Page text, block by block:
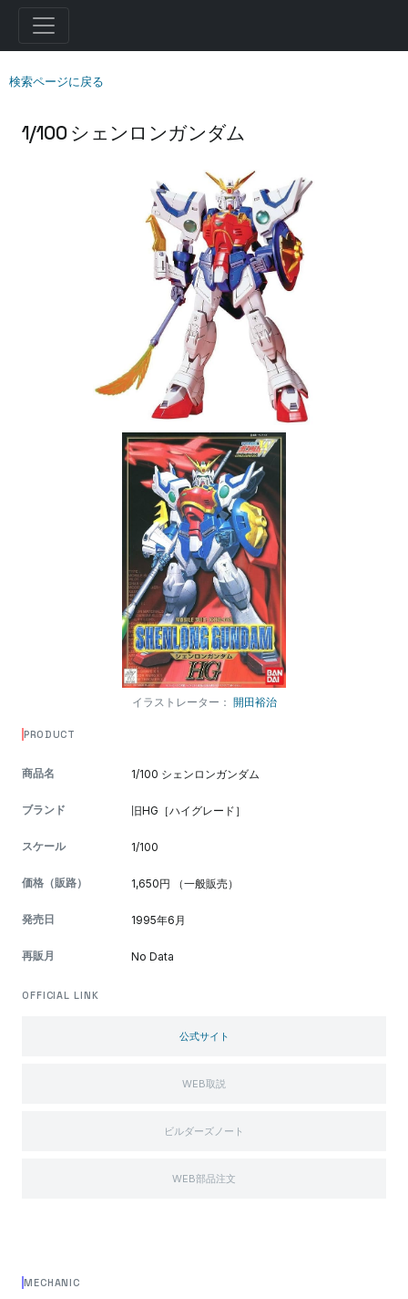
検索ページに戻る
1/100 シェンロンガンダム
イラストレーター： 開田裕治
PRODUCT
商品名 1/100 シェンロンガンダム
ブランド 旧HG［ハイグレード］
スケール 1/100
価格（販路） 1,650円 （一般販売）
発売日 1995年6月
再販月 No Data
OFFICIAL LINK
公式サイト
WEB取説
ビルダーズノート
WEB部品注文
MECHANIC